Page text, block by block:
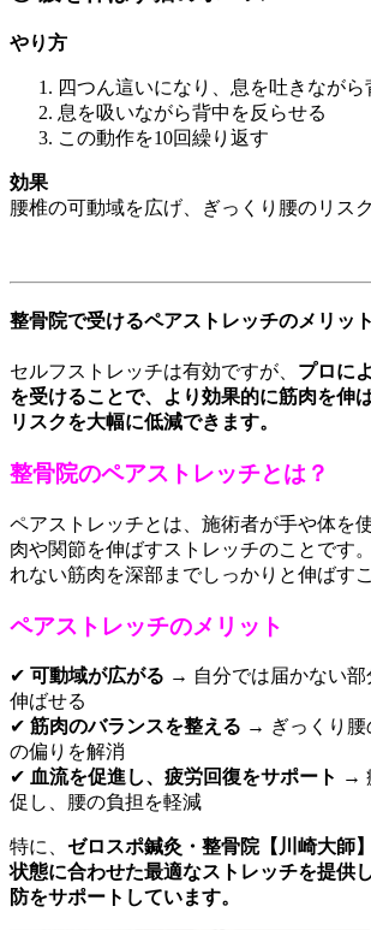
やり方
四つん這いになり、息を吐きながら
息を吸いながら背中を反らせる
この動作を10回繰り返す
効果
腰椎の可動域を広げ、ぎっくり腰のリス
整骨院で受けるペアストレッチのメリット
セルフストレッチは有効ですが、 プロに
を受けることで、より効果的に筋肉を伸
リスクを大幅に低減できます。
整骨院のペアストレッチとは？
ペアストレッチとは、施術者が手や体を
肉や関節を伸ばすストレッチのことです
れない筋肉を深部までしっかりと伸ばす
ペアストレッチのメリット
✔ 可動域が広がる → 自分では届かない部
伸ばせる
✔ 筋肉のバランスを整える → ぎっくり腰
の偏りを解消
✔ 血流を促進し、疲労回復をサポート →
促し、腰の負担を軽減
特に、 ゼロスポ鍼灸・整骨院【川崎大師
状態に合わせた最適なストレッチを提供
防をサポートしています。